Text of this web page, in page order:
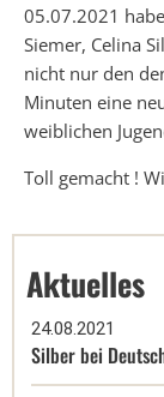
05.07.2021
Siemer, Celina
nicht nur den
Minuten eine
weiblichen
Toll gemacht !
Aktuelles
24.08.2021
Silber bei